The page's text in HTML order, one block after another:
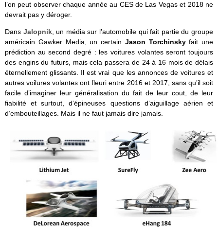
l’on peut observer chaque année au CES de Las Vegas et 2018 ne
devrait pas y déroger.
Dans Jalopnik, un média sur l’automobile qui fait partie du groupe
américain Gawker Media, un certain Jason Torchinskyfait une
prédiction au second degré : les voitures volantes seront toujours
des engins du futurs, mais cela passera de 24 à 16 mois de délais
éternellement glissants. Il est vrai que les annonces de voitures et
autres voilures volantes ont fleuri entre 2016 et 2017, sans qu’il soit
facile d’imaginer leur généralisation du fait de leur cout, de leur
fiabilité et surtout, d’épineuses questions d’aiguillage aérien et
d’embouteillages. Mais il ne faut jamais dire jamais.